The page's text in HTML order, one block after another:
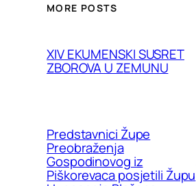
MORE POSTS
XIV EKUMENSKI SUSRET
ZBOROVA U ZEMUNU
Predstavnici Župe
Preobraženja
Gospodinovog iz
Piškorevaca posjetili Župu